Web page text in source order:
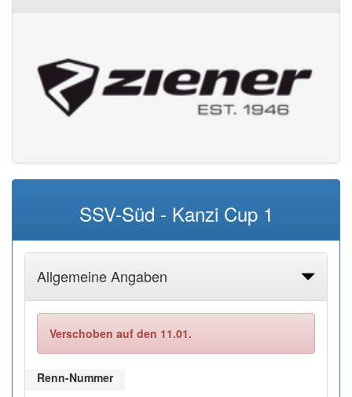
SSV-Süd - Kanzi Cup 1
Allgemeine Angaben
Verschoben auf den 11.01.
Renn-Nummer